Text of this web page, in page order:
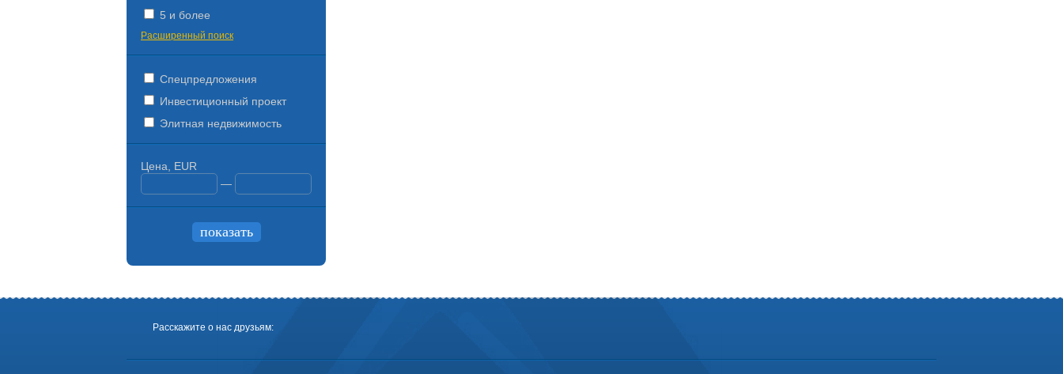
5 и более
Расширенный поиск
Спецпредложения
Инвестиционный проект
Элитная недвижимость
Цена, EUR
—
Расскажите о нас друзьям: